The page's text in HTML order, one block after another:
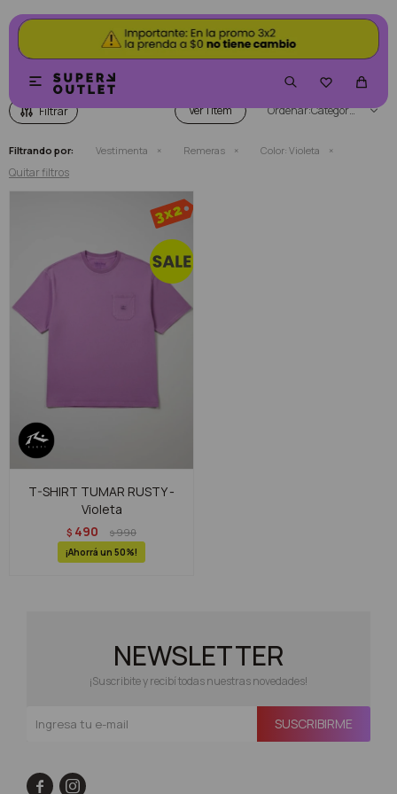


Ver Categoría
Filtrando por: Vestimenta Remeras Color: Violeta
Quitar filtros
T-SHIRT TUMAR RUSTY -
Violeta
$ 490 $990
50
NEWSLETTER
¡Suscribite y recibí todas nuestras novedades!
SUSCRIBIRME
 